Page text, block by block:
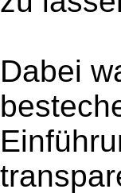
Dabei